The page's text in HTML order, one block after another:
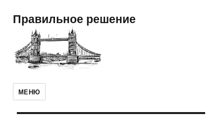
Правильное решение
МЕНЮ